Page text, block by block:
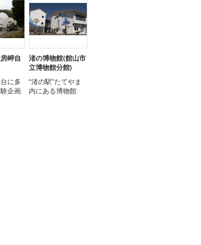
岬自
に多
企画
渚の博物館(館山市
立博物館分館)
“渚の駅”たてやま
内にある博物館